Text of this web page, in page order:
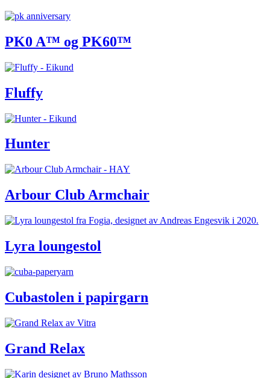
PK0 A™ og PK60™
Fluffy
Hunter
Arbour Club Armchair
Lyra loungestol
Cubastolen i papirgarn
Grand Relax